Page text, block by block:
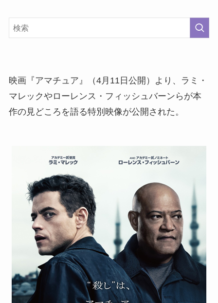
映画『アマチュア』（4月11日公開）より、ラミ・
マレックやローレンス・フィッシュバーンらが本
作の見どころを語る特別映像が公開された。